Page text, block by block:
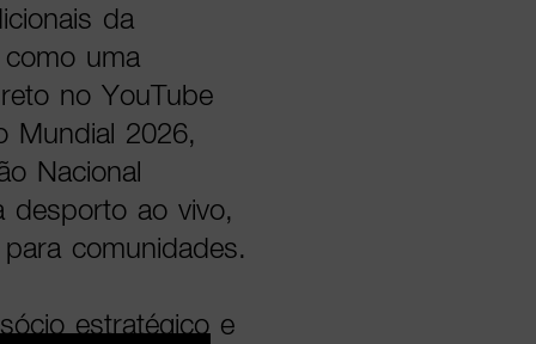
da
uma
no YouTube
Mundial 2026,
Nacional
desporto ao vivo,
comunidades.
estratégico e